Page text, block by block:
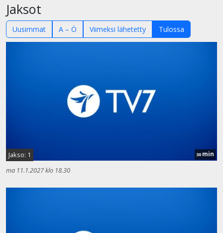
Jaksot
Uusimmat A – Ö Viimeksi lähetetty Tulossa
Jakso: 1 30 min
ma 11.1.2027 klo 18.30